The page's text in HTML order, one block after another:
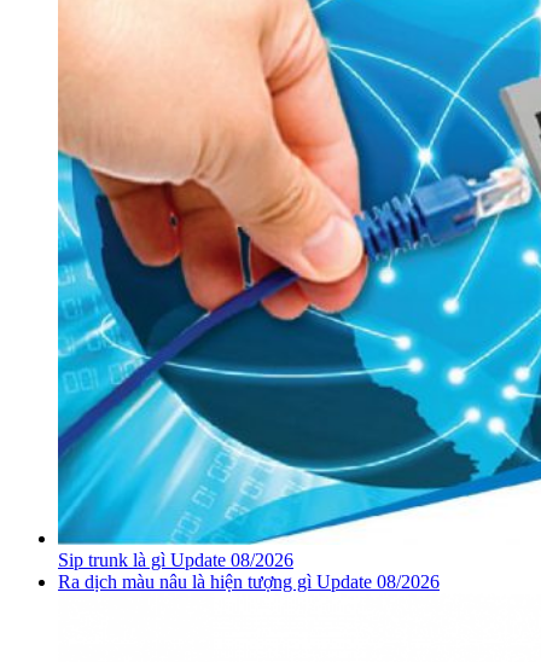
Sip trunk là gì Update 08/2026
Ra dịch màu nâu là hiện tượng gì Update 08/2026